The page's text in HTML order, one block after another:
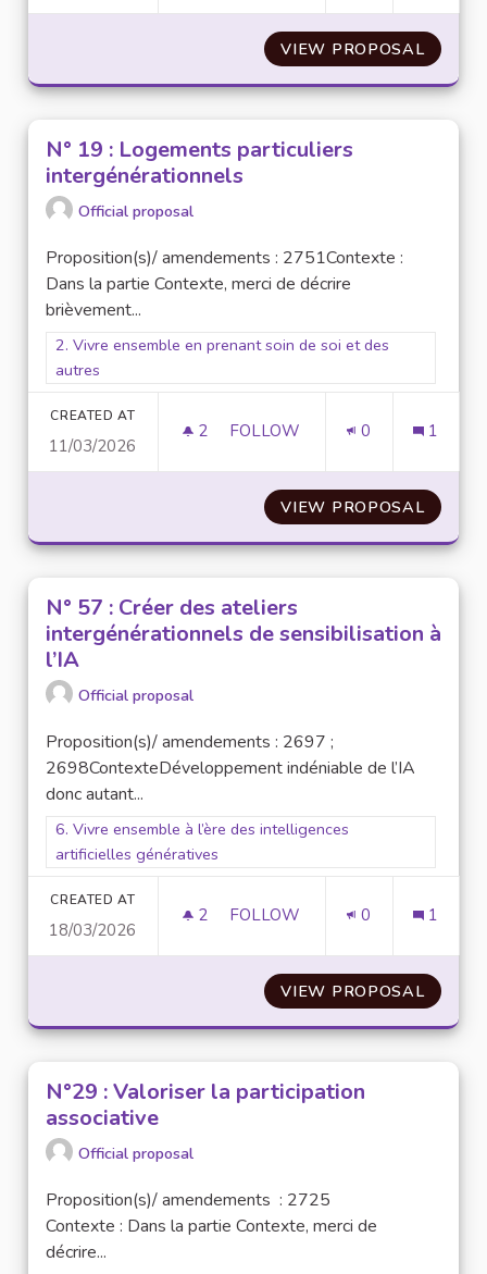
VIEW PROPOSALN°27 :
N° 19 : Logements particuliers
intergénérationnels
Official proposal
Proposition(s)/ amendements : 2751Contexte :
Dans la partie Contexte, merci de décrire
brièvement...
Filter results for scope: 2. Vivre ensemble en prenant soin
2. Vivre ensemble en prenant soin de soi et des
autres
CREATED AT
11/03/2026
2 2 FOLLOWERS
FOLLOW 0 1
VIEW PROPOSALN° 19 :
N° 57 : Créer des ateliers
intergénérationnels de sensibilisation à
l’IA
Official proposal
Proposition(s)/ amendements : 2697 ;
2698ContexteDéveloppement indéniable de l’IA
donc autant...
Filter results for scope: 6. Vivre ensemble à l’ère des
6. Vivre ensemble à l’ère des intelligences
artificielles génératives
CREATED AT
18/03/2026
2 2 FOLLOWERS
FOLLOW 0 1
VIEW PROPOSALN° 57 :
N°29 : Valoriser la participation
associative
Official proposal
Proposition(s)/ amendements : 2725
Contexte : Dans la partie Contexte, merci de
décrire...